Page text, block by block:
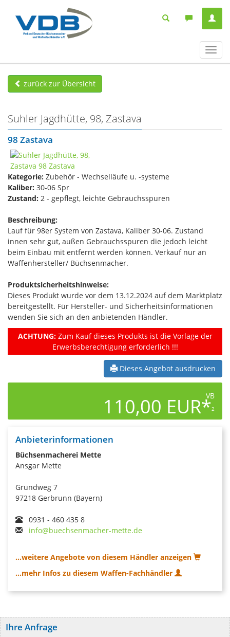
ein-/
zurück zur Übersicht
Suhler Jagdhütte, 98, Zastava
98 Zastava
Kategorie: Zubehör - Wechselläufe u. -systeme
Kaliber: 30-06 Spr
Zustand: 2 - gepflegt, leichte Gebrauchsspuren
Beschreibung:
Lauf für 98er System von Zastava, Kaliber 30-06. Zustand
innen sehr gut, außen Gebrauchsspuren die jedoch leicht
beim Einbau mit entfernt werden können. Verkauf nur an
Waffenhersteller/ Büchsenmacher.
Produktsicherheitshinweise:
Dieses Produkt wurde vor dem 13.12.2024 auf dem Marktplatz
bereitgestellt. Für Hersteller- und Sicherheitsinformationen
wenden Sie sich an den anbietenden Händler.
ACHTUNG:Zum Kauf dieses Produkts ist die Vorlage der
Erwerbsberechtigung erforderlich !!!
Dieses Angebot ausdrucken
VB
110,00 EUR*2
Anbieterinformationen
Büchsenmacherei Mette
Ansgar Mette
Grundweg 7
97218 Gerbrunn (Bayern)
0931 - 460 435 8
info@buechsenmacher-mette.de
...weitere Angebote von diesem Händler anzeigen
...mehr Infos zu diesem Waffen-Fachhändler
Ihre Anfrage